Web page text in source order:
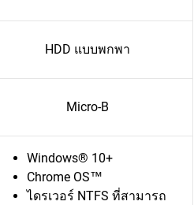
HDD แบบพกพา
Micro-B
Windows® 10+
Chrome OS™
ไดรเวอร์ NTFS ที่สามารถ